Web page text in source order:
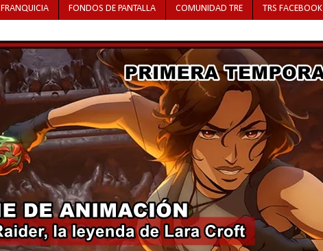
FRANQUICIA FONDOS DE PANTALLA COMUNIDAD TRE TRS FACEBOOK